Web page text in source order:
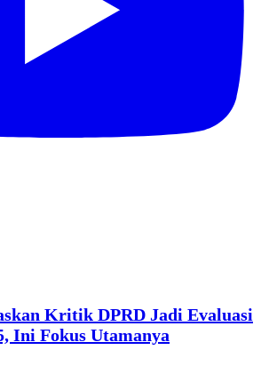
Kritik DPRD Jadi Evaluasi
Ini Fokus Utamanya